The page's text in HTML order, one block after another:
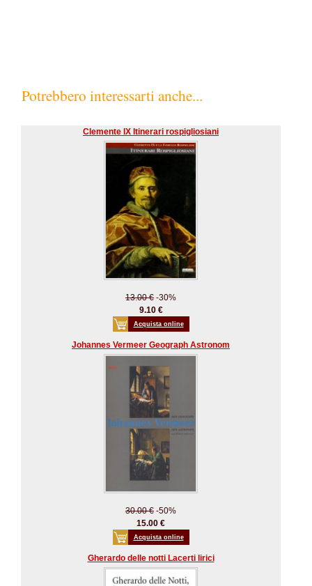
Potrebbero interessarti anche...
Clemente IX Itinerari rospigliosiani
13.00 € -30%
9.10 €
Acquista online
Johannes Vermeer Geograph Astronom
30.00 € -50%
15.00 €
Acquista online
Gherardo delle notti Lacerti lirici